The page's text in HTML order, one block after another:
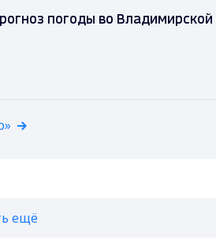
погоды во Владимирской
ещё